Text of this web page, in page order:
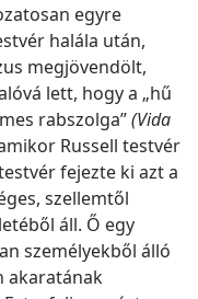
egyre
halála után,
megjövendölt,
lett, hogy a „hű
rabszolga”(Vida
Russell testvér
fejezte ki azt a
szellemtől
áll. Ő egy
személyekből álló
akaratának